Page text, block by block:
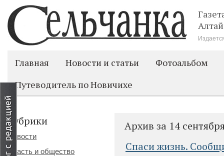
Главная Новости и статьи
Фотоальбом
Путеводитель по Новичихе
Архив за 14
Спаси жизнь.
Рубрики
Новости
Власть и общество